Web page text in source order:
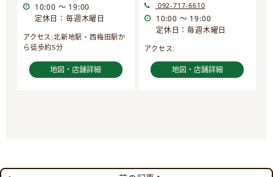
10:00 ～ 19:00
定休日：毎週木曜日
アクセス:北新地駅・西梅田駅か
ら徒歩約5分
地図・店舗詳細
092-717-6610
10:00 ～ 19:00
定休日：毎週木曜日
アクセス:
地図・店舗詳細